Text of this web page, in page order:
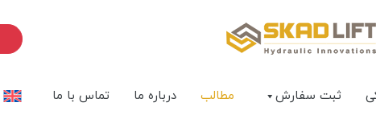
ثبت سفارش مطالب درباره ما تماس با ما